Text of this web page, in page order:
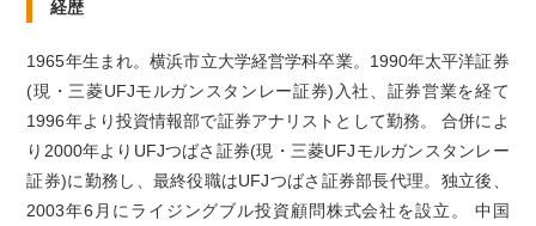
経歴
1965年生まれ。横浜市立大学経営学科卒業。1990年太平洋証券
(現・三菱UFJモルガンスタンレー証券)入社、証券営業を経て
1996年より投資情報部で証券アナリストとして勤務。 合併によ
り2000年よりUFJつばさ証券(現・三菱UFJモルガンスタンレー
証券)に勤務し、最終役職はUFJつばさ証券部長代理。独立後、
2003年6月にライジングブル投資顧問株式会社を設立。 中国